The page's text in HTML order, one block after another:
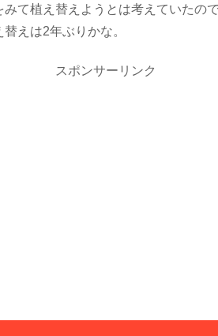
て植え替えようとは考えていたの
えは2年ぶりかな。
スポンサーリンク